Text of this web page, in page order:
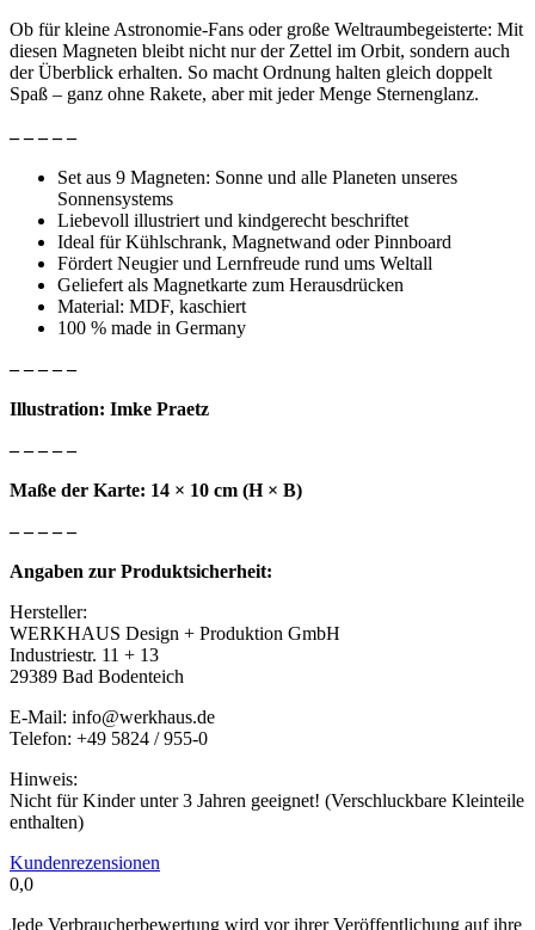
Ob für kleine Astronomie-Fans oder große Weltraumbegeisterte: Mit
diesen Magneten bleibt nicht nur der Zettel im Orbit, sondern auch
der Überblick erhalten. So macht Ordnung halten gleich doppelt
Spaß – ganz ohne Rakete, aber mit jeder Menge Sternenglanz.
– – – – –
Set aus 9 Magneten: Sonne und alle Planeten unseres
Sonnensystems
Liebevoll illustriert und kindgerecht beschriftet
Ideal für Kühlschrank, Magnetwand oder Pinnboard
Fördert Neugier und Lernfreude rund ums Weltall
Geliefert als Magnetkarte zum Herausdrücken
Material: MDF, kaschiert
100 % made in Germany
– – – – –
Illustration: Imke Praetz
– – – – –
Maße der Karte: 14 × 10 cm (H × B)
– – – – –
Angaben zur Produktsicherheit:
Hersteller:
WERKHAUS Design + Produktion GmbH
Industriestr. 11 + 13
29389 Bad Bodenteich
E-Mail: info@werkhaus.de
Telefon: +49 5824 / 955-0
Hinweis:
Nicht für Kinder unter 3 Jahren geeignet! (Verschluckbare Kleinteile
enthalten)
Kundenrezensionen
0,0
Jede Verbraucherbewertung wird vor ihrer Veröffentlichung auf ihre